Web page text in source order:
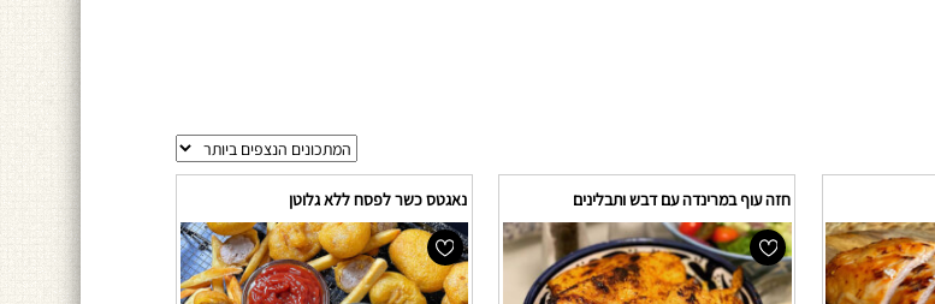
חזה עוף במרינדה עם דבש ותבלינים נאגטס כשר לפסח ללא גלוטן